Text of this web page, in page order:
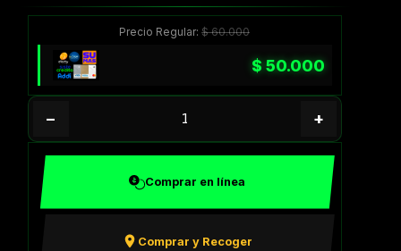
Precio Regular:$60.000
$50.000
− +
Comprar en línea
Comprar y Recoger